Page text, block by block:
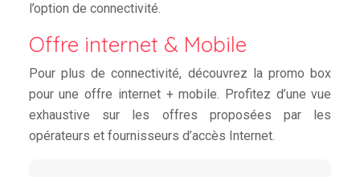
l’option de connectivité.
Offre internet & Mobile
Pour plus de connectivité, découvrez la promo box
pour une offre internet + mobile. Profitez d’une vue
exhaustive sur les offres proposées par les
opérateurs et fournisseurs d’accès Internet.